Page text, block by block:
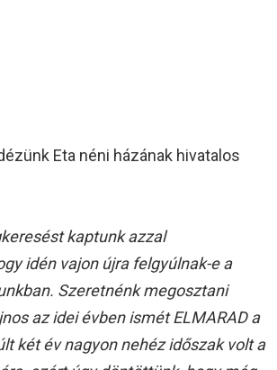
Eta néni házának hivatalos
kaptunk azzal
idén vajon újra felgyúlnak-e a
Szeretnénk megosztani
az idei évben ismét ELMARAD a
két év nagyon nehéz időszak volt a